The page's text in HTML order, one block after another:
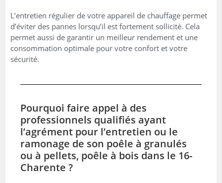
L’entretien régulier de votre appareil de chauffage permet
d’éviter des pannes lorsqu’il est fortement sollicité. Cela
permet aussi de garantir un meilleur rendement et une
consommation optimale pour votre confort et votre
sécurité.
Pourquoi faire appel à des
professionnels qualifiés ayant
l’agrément pour l’entretien ou le
ramonage de son poêle à granulés
ou à pellets, poêle à bois dans le 16-
Charente ?